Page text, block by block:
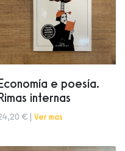
e poesía.
internas
€ | Ver más